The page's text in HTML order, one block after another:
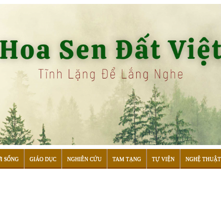
SỐNG GIÁO DỤC NGHIÊN CỨU TAM TẠNG TỰ VIỆN NGHỆ THUẬT